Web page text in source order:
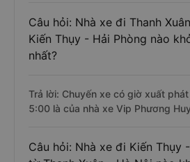
Câu hỏi: Nhà xe đi Thanh
Kiến Thụy - Hải Phòng nào
nhất?
Trả lời: Chuyến xe có giờ xuất
5:00 là của nhà xe Vip Phương
Câu hỏi: Nhà xe đi Kiến Thụy